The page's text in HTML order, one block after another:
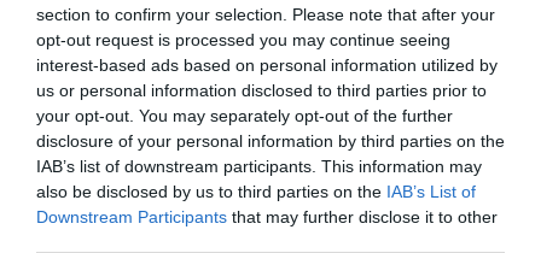
section to confirm your selection. Please note that after your
opt-out request is processed you may continue seeing
interest-based ads based on personal information utilized by
us or personal information disclosed to third parties prior to
your opt-out. You may separately opt-out of the further
disclosure of your personal information by third parties on the
IAB’s list of downstream participants. This information may
also be disclosed by us to third parties on the IAB’s List of
Downstream Participants that may further disclose it to other